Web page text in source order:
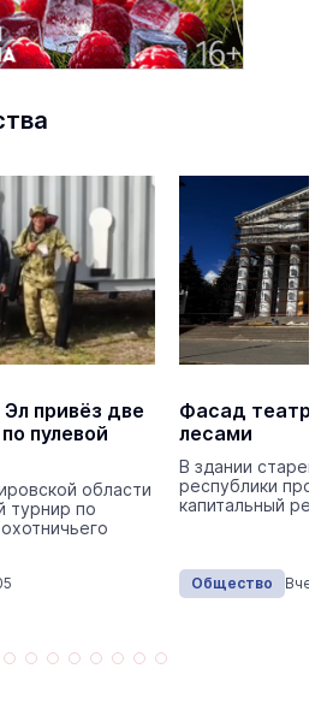
привёз две
пулевой
области
турнир по
Фасад театра
лесами
В здании
республики
капитальный
Общество Вчера